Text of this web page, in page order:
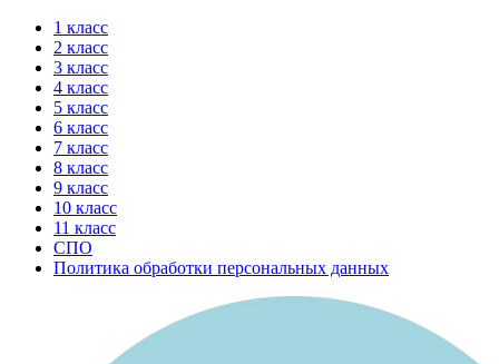
Перейти
содержимому
1 класс
2 класс
3 класс
4 класс
5 класс
6 класс
7 класс
8 класс
9 класс
10 класс
11 класс
СПО
Политика обработки персональных данных